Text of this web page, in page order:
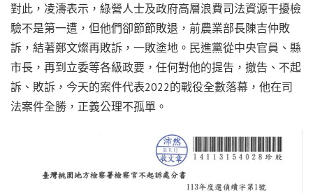
對此，凌濤表示，綠營人士及政府高層浪費司法資源干擾檢
驗不是第一遭，但他們卻節節敗退，前農業部長陳吉仲敗
訴，結著鄭文燦再敗訴，一敗塗地。民進黨從中央官員、縣
市長，再到立委等各級政要，任何對他的提吿，撤告、不起
訴、敗訴，今天的案件代表2022的戰役全數落幕，他在司
法案件全勝，正義公理不孤單。